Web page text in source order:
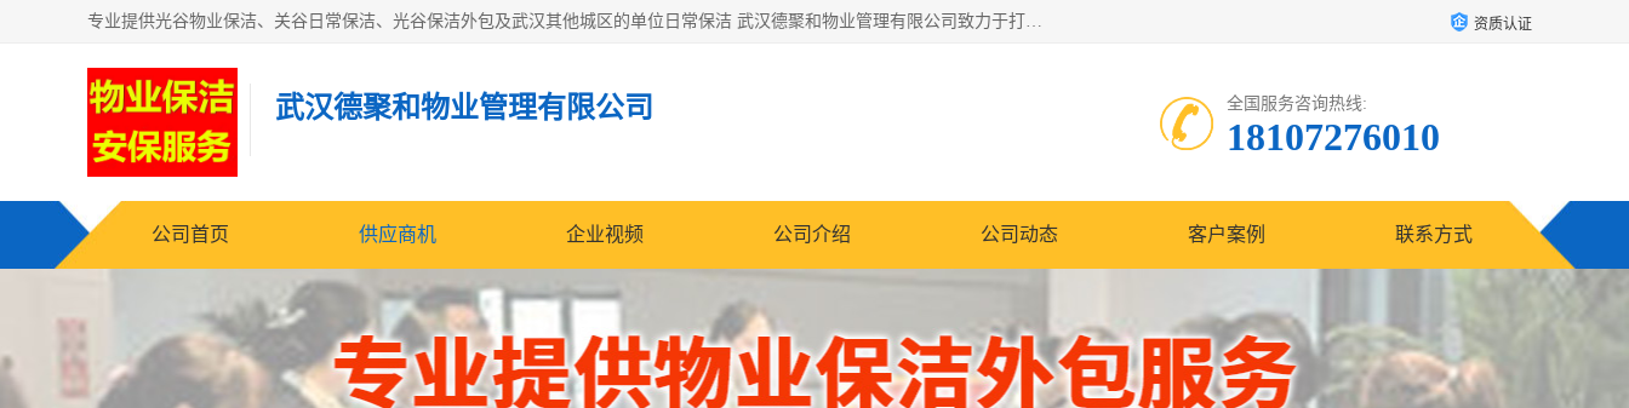
专业提供光谷物业保洁、关谷日常保洁、光谷保洁外包及武汉其他城区的单位日常保洁 武汉德聚和物业管理有限公司致力于打造中国专业物业保洁服务、日常保洁及其他保洁清洗外包服务。自公司成立以来提倡以先进的物业管理理念和模式经营，谋篇布局，以“至诚服务、精益求精、规范管理、锐意拓新”为质量方针，强化内部管理，为业主提供专业化、标准化和精细化的全方位物业服务，管理服务水平得到了广大业主和业内人士的一致好评。 资质认证
武汉德聚和物业管理有限公司 全国服务咨询热线:
18107276010
公司首页 供应商机 企业视频 公司介绍 公司动态 客户案例 联系方式